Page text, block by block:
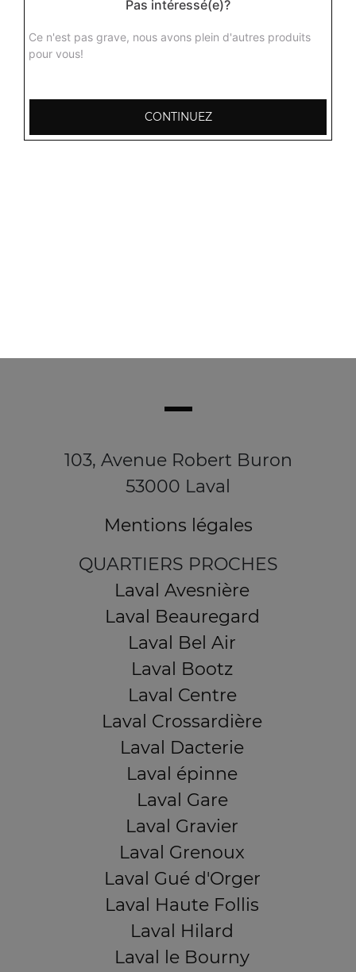
Curry d'agneau aux lentilles jaunes avec différentes
épices du kashmir + 1 potion de riz basmati
Agneau aux champignons
Curry d'agneau aux champignons délicieusement
103, Avenue Robert Buron
53000 Laval
Mentions légales
QUARTIERS PROCHES
Laval Avesnière
Laval Beauregard
Laval Bel Air
Laval Bootz
Laval Centre
Laval Crossardière
Laval Dacterie
Laval épinne
Laval Gare
Laval Gravier
Laval Grenoux
Laval Gué d'Orger
Laval Haute Follis
Laval Hilard
Laval le Bourny
Pas intéressé(e)?
Ce n'est pas grave, nous avons plein d'autres produits
pour vous!
CONTINUEZ